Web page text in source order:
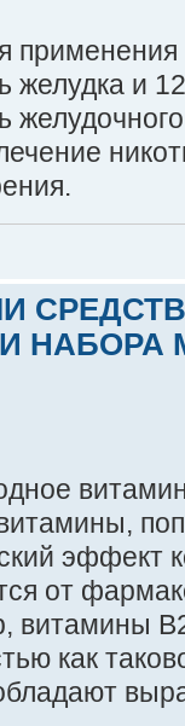
желудка и
НАБОРА
эффект
от
витамины
как